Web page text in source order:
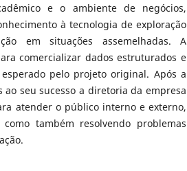
e o ambiente de negócios,
à tecnologia de exploração
em situações assemelhadas. A
comercializar dados estruturados e
pelo projeto original. Após a
seu sucesso a diretoria da empresa
atender o público interno e externo,
também resolvendo problemas